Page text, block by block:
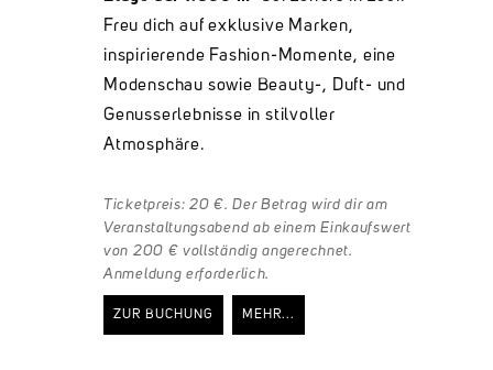
Freu dich auf exklusive Marken,
inspirierende Fashion-Momente, eine
Modenschau sowie Beauty-, Duft- und
Genusserlebnisse in stilvoller
Atmosphäre.
Ticketpreis: 20 €. Der Betrag wird dir am
Veranstaltungsabend ab einem Einkaufswert
von 200 € vollständig angerechnet.
Anmeldung erforderlich.
ZUR BUCHUNG MEHR...